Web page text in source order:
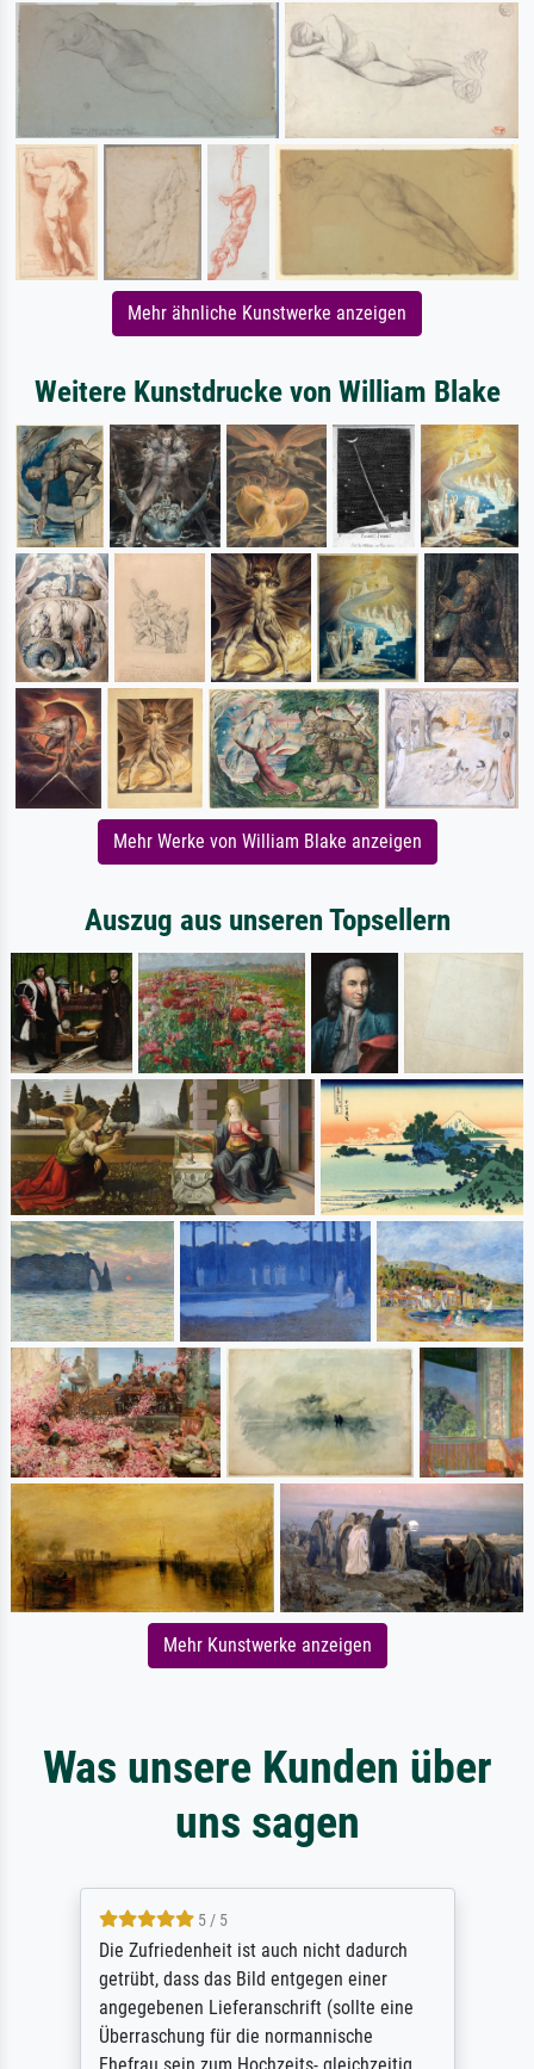
Mehr ähnliche Kunstwerke anzeigen
Weitere Kunstdrucke von William Blake
Mehr Werke von William Blake anzeigen
Auszug aus unseren Topsellern
Mehr Kunstwerke anzeigen
Was unsere Kunden über
uns sagen
5 / 5
Die Zufriedenheit ist auch nicht dadurch
getrübt, dass das Bild entgegen einer
angegebenen Lieferanschrift (sollte eine
Überraschung für die normannische